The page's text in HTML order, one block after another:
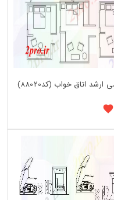
اتاق خواب (کد88020)